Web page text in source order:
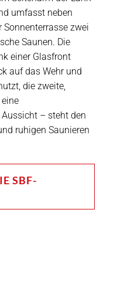
umfasst neben
zwei
Saunen. Die
einer Glasfront
auf das Wehr und
die zweite,
– steht den
ruhigen Saunieren
SBF-